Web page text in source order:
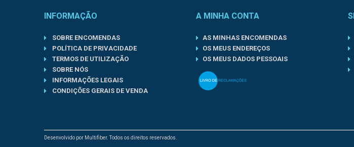
INFORMAÇÃO
SOBRE ENCOMENDAS
POLÍTICA DE PRIVACIDADE
TERMOS DE UTILIZAÇÃO
SOBRE NÓS
INFORMAÇÕES LEGAIS
CONDIÇÕES GERAIS DE VENDA
Desenvolvido por Multifiber. Todos os direitos reservados.
A MINHA CONTA
AS MINHAS ENCOMENDAS
OS MEUS ENDEREÇOS
OS MEUS DADOS PESSOAIS